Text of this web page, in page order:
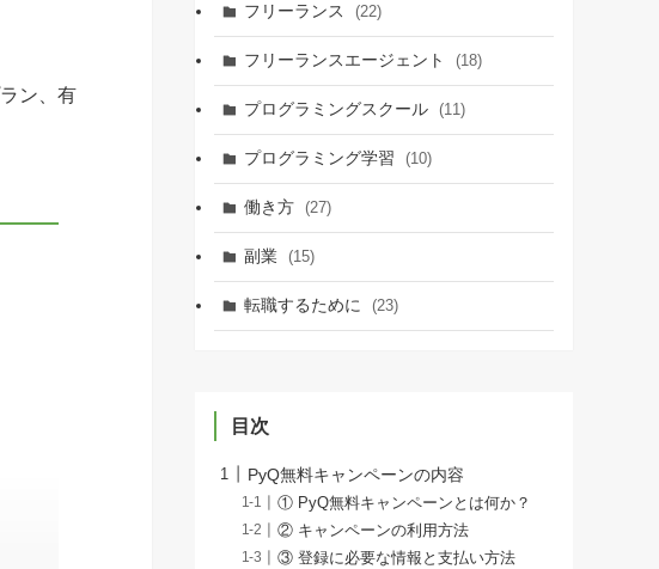
ン、有
フリーランス (22)
フリーランスエージェント (18)
プログラミングスクール (11)
プログラミング学習 (10)
働き方 (27)
副業 (15)
転職するために (23)
目次
PyQ無料キャンペーンの内容
① PyQ無料キャンペーンとは何か？
② キャンペーンの利用方法
③ 登録に必要な情報と支払い方法